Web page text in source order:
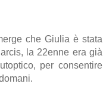
che Giulia è stata
la 22enne era già
per consentire